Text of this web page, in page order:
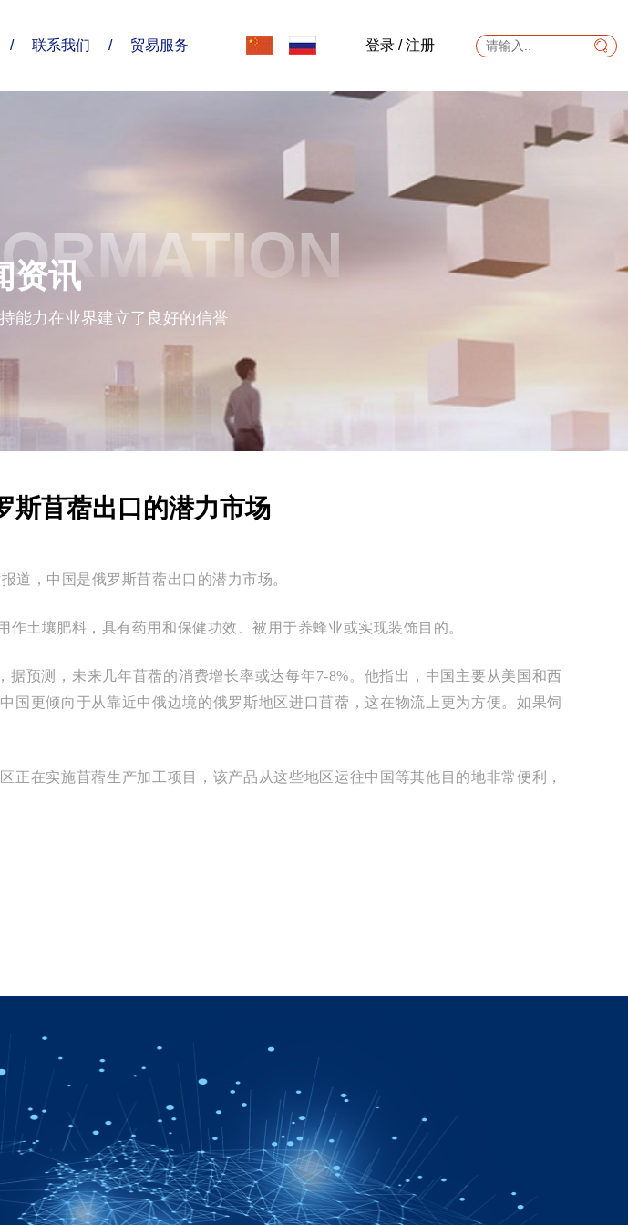
/ 联系我们 / 贸易服务 登录 /注册
资讯
能力在业界建立了良好的信誉
斯苜蓿出口的潜力市场
道，中国是俄罗斯苜蓿出口的潜力市场。
土壤肥料，具有药用和保健功效、被用于养蜂业或实现装饰目的。
据预测，未来几年苜蓿的消费增长率或达每年7-8%。他指出，中国主要从美国和西
国更倾向于从靠近中俄边境的俄罗斯地区进口苜蓿，这在物流上更为方便。如果饲
在实施苜蓿生产加工项目，该产品从这些地区运往中国等其他目的地非常便利，